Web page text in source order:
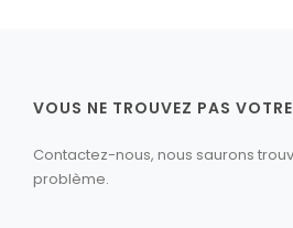
VOUS NE TROUVEZ PAS
Contactez-nous, nous saurons
problème.